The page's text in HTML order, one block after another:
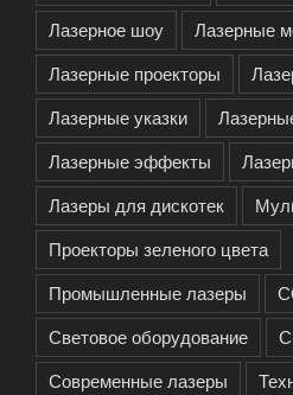
Лазерное шоу
Лазерные
Лазерные проекторы
Лазерные указки
Лазерные эффекты
Лазеры для дискотек
Проекторы зеленого цвета
Промышленные лазеры
Световое оборудование
Современные лазеры